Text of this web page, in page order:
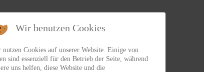
Squeeze-Flasche), Marmelade, Konfitüre
Nüssen und Honig
Wir benutzen Cookies
nutzen Cookies auf unserer Website. Einige von
sind essenziell für den Betrieb der Seite, während
uns helfen, diese Website und die